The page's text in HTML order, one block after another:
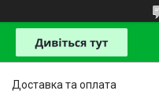
Доставка та оплата